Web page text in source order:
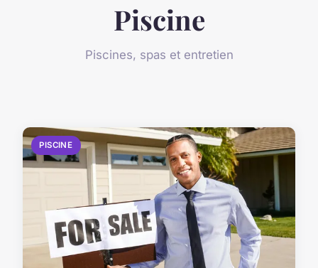
Piscine
Piscines, spas et entretien
PISCINE